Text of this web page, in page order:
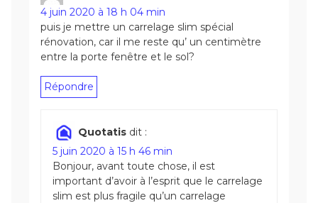
4 juin 2020 à 18 h 04 min
puis je mettre un carrelage slim spécial
rénovation, car il me reste qu’ un centimètre
entre la porte fenêtre et le sol?
Répondre
Quotatis dit :
5 juin 2020 à 15 h 46 min
Bonjour, avant toute chose, il est
important d’avoir à l’esprit que le carrelage
slim est plus fragile qu’un carrelage